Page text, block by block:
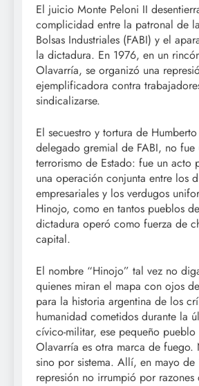
El juicio Monte Peloni II
complicidad entre la patronal de
Bolsas Industriales (FABI) y el
la dictadura. En 1976, en un
Olavarría, se organizó una
ejemplificadora contra
sindicalizarse.
El secuestro y tortura de
delegado gremial de FABI, no fue
terrorismo de Estado: fue un acto
una operación conjunta entre los
empresariales y los verdugos
Hinojo, como en tantos pueblos
dictadura operó como fuerza de
capital.
El nombre “Hinojo” tal vez no
quienes miran el mapa con ojos
para la historia argentina de los
humanidad cometidos durante la
cívico-militar, ese pequeño
Olavarría es otra marca de fuego.
sino por sistema. Allí, en mayo de
represión no irrumpió por razones